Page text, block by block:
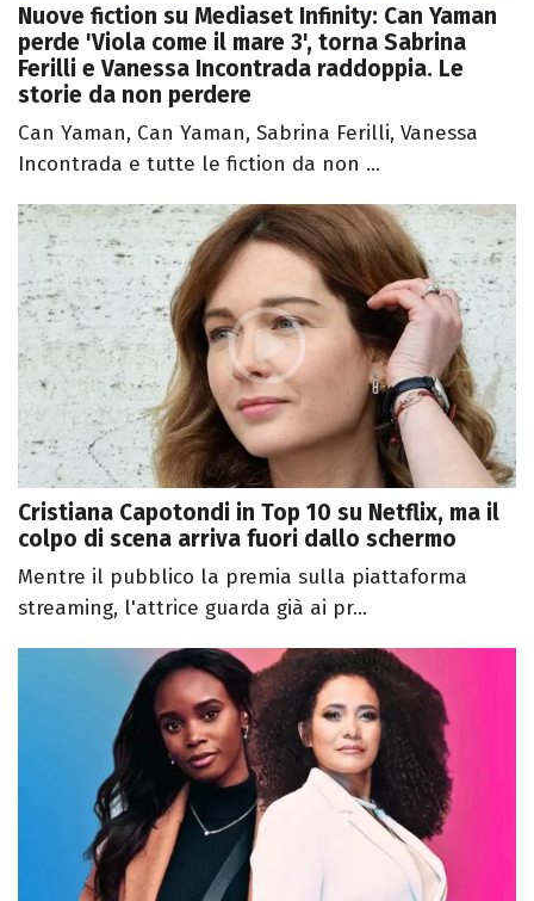
Nuove fiction su Mediaset Infinity: Can Yaman
perde 'Viola come il mare 3', torna Sabrina
Ferilli e Vanessa Incontrada raddoppia. Le
storie da non perdere
Can Yaman, Can Yaman, Sabrina Ferilli, Vanessa
Incontrada e tutte le fiction da non ...
Cristiana Capotondi in Top 10 su Netflix, ma il
colpo di scena arriva fuori dallo schermo
Mentre il pubblico la premia sulla piattaforma
streaming, l'attrice guarda già ai pr...